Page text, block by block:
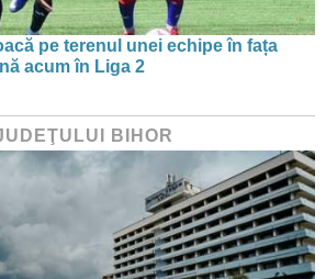
pe terenul unei echipe în fața
acum în Liga 2
BIHOR